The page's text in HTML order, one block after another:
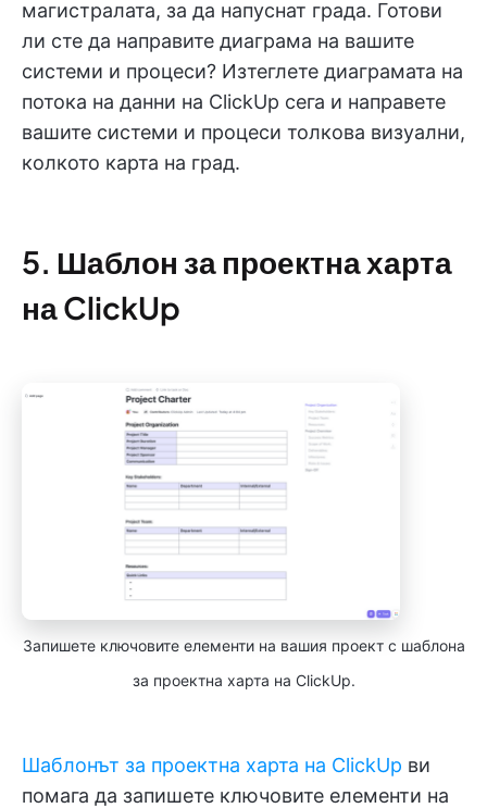
магистралата, за да напуснат града. Готови
ли сте да направите диаграма на вашите
системи и процеси? Изтеглете диаграмата на
потока на данни на ClickUp сега и направете
вашите системи и процеси толкова визуални,
колкото карта на град.
5. Шаблон за проектна харта
на ClickUp
Запишете ключовите елементи на вашия проект с шаблона
за проектна харта на ClickUp.
Шаблонът за проектна харта на ClickUp ви
помага да запишете ключовите елементи на